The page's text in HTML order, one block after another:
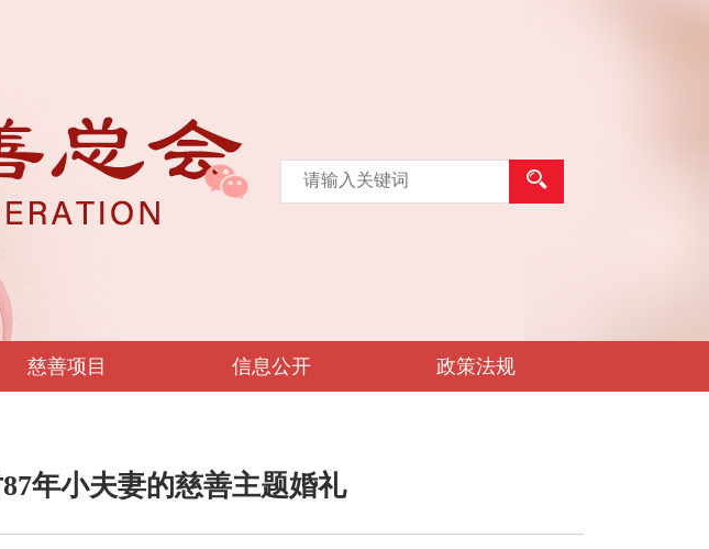
慈善项目 信息公开 政策法规
年小夫妻的慈善主题婚礼